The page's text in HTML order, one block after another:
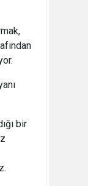
bir